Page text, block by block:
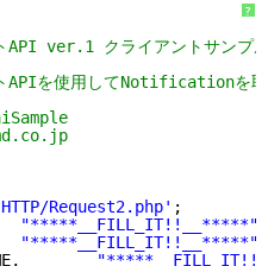
?
API ver.1 クライアントサン
APIを使用してNotificationを
Request2.php' ;
"*****__FILL_IT!!__*****"
"*****__FILL_IT!!__*****"